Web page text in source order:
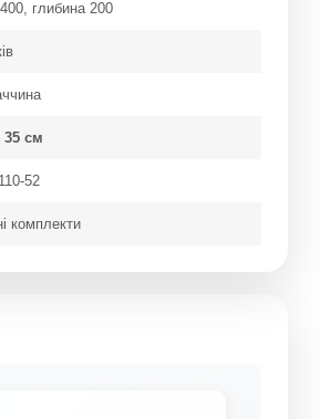
глибина 200
35 см
52
комплекти